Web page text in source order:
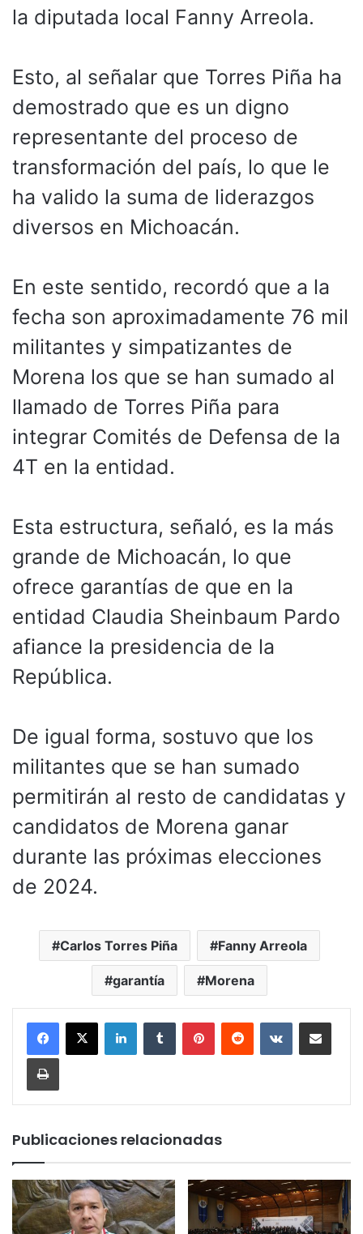
la diputada local Fanny Arreola.
Esto, al señalar que Torres Piña ha
demostrado que es un digno
representante del proceso de
transformación del país, lo que le
ha valido la suma de liderazgos
diversos en Michoacán.
En este sentido, recordó que a la
fecha son aproximadamente 76 mil
militantes y simpatizantes de
Morena los que se han sumado al
llamado de Torres Piña para
integrar Comités de Defensa de la
4T en la entidad.
Esta estructura, señaló, es la más
grande de Michoacán, lo que
ofrece garantías de que en la
entidad Claudia Sheinbaum Pardo
afiance la presidencia de la
República.
De igual forma, sostuvo que los
militantes que se han sumado
permitirán al resto de candidatas y
candidatos de Morena ganar
durante las próximas elecciones
de 2024.
Carlos Torres Piña Fanny Arreola
garantía Morena
LinkedInTumblr PinterestReddit VKontakteCompartir por
Imprimir
Publicaciones relacionadas